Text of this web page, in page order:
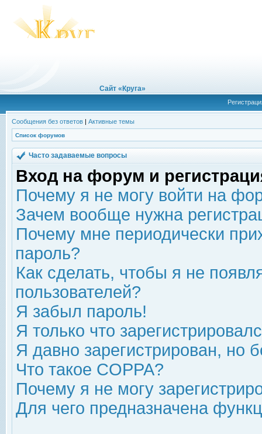
Сайт «Круга»
Сообщения без ответов | Активные темы
Список форумов
Часто задаваемые вопросы
Вход на форум и
Почему я не могу войти на
Зачем вообще нужна
Почему мне периодически
пароль?
Как сделать, чтобы я не
пользователей?
Я забыл пароль!
Я только что
Я давно зарегистрирован, но
Что такое COPPA?
Почему я не могу
Для чего предназначена